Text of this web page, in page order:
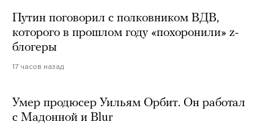
Путин поговорил с полковником ВДВ,
которого в прошлом году «похоронили» z-
блогеры
17 часов назад
Умер продюсер Уильям Орбит. Он работал
с Мадонной и Blur